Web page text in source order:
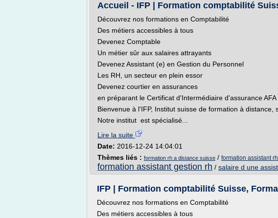
Accueil - IFP | Formation comptabilité
Découvrez nos formations en Comptabilité
Des métiers accessibles à tous
Devenez Comptable
Un métier sûr aux salaires attrayants
Devenez Assistant (e) en Gestion du Personnel
Les RH, un secteur en plein essor
Devenez courtier en assurances
en préparant le Certificat d'Intermédiaire d'assurance
Bienvenue à l'IFP, Institut suisse de formation à distance,
Notre institut est spécialisé...
Lire la suite
Date: 2016-12-24 14:04:01
Thèmes liés : formation rh a distance suisse / formation assistant
formation assistant gestion rh / salaire d une
IFP | Formation comptabilité Suisse,
Découvrez nos formations en Comptabilité
Des métiers accessibles à tous